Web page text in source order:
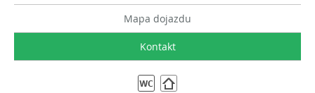
Mapa dojazdu
Kontakt